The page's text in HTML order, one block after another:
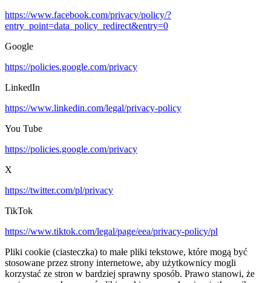
https://www.facebook.com/privacy/policy/?
entry_point=data_policy_redirect&entry=0
Google
https://policies.google.com/privacy
LinkedIn
https://www.linkedin.com/legal/privacy-policy
You Tube
https://policies.google.com/privacy
X
https://twitter.com/pl/privacy
TikTok
https://www.tiktok.com/legal/page/eea/privacy-policy/pl
Pliki cookie (ciasteczka) to małe pliki tekstowe, które mogą być
stosowane przez strony internetowe, aby użytkownicy mogli
korzystać ze stron w bardziej sprawny sposób. Prawo stanowi, że